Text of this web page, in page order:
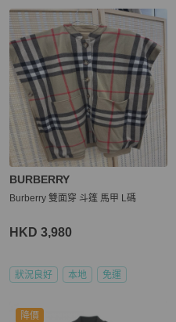
BURBERRY
Burberry 雙面穿 斗篷 馬甲 L碼
HKD 3,980
狀況良好 本地 免運
降價